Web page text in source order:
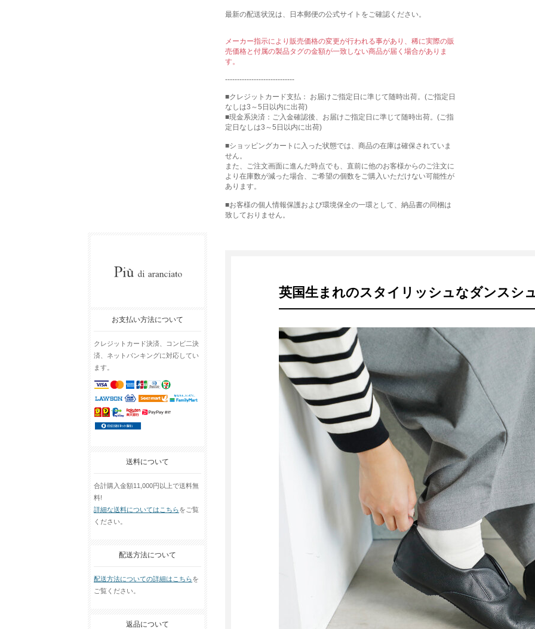
お支払い方法について
クレジットカード決済、コンビ二決
済、ネットバンキングに対応してい
ます。
送料について
合計購入金額11,000円以上で送料無
料!
詳細な送料についてはこちらをご覧
ください。
配送方法について
配送方法についての詳細はこちらを
ご覧ください。
返品について
最新の配送状況は、日本郵便の公式サイトをご確認ください。
メーカー指示により販売価格の変更が行われる事があり、稀に実際の販
売価格と付属の製品タグの金額が一致しない商品が届く場合がありま
す。
-----------------------------
■クレジットカード支払： お届けご指定日に準じて随時出荷。(ご指定日
なしは3～5日以内に出荷)
■現金系決済：ご入金確認後、お届けご指定日に準じて随時出荷。(ご指
定日なしは3～5日以内に出荷)
■ショッピングカートに入った状態では、商品の在庫は確保されていま
せん。
また、ご注文画面に進んだ時点でも、直前に他のお客様からのご注文に
より在庫数が減った場合、ご希望の個数をご購入いただけない可能性が
あります。
■お客様の個人情報保護および環境保全の一環として、納品書の同梱は
致しておりません。
英国生まれのスタイリッシュなダンスシ